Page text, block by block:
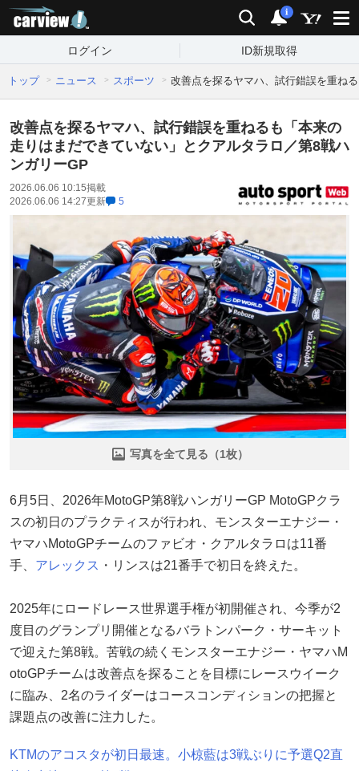
検索 通知
i
ログイン ID新規取得
トップ ニュース スポーツ 改善点を探るヤマハ、試行錯誤を重ね
改善点を探るヤマハ、試行錯誤を重ねるも「本来の
走りはまだできていない」とクアルタラロ／第8戦ハ
ンガリーGP
2026.06.06 10:15掲載
2026.06.06 14:27更新 5
写真を全て見る（1枚）
6月5日、2026年MotoGP第8戦ハンガリーGP MotoGPクラ
スの初日のプラクティスが行われ、モンスターエナジー・
ヤマハMotoGPチームのファビオ・クアルタラロは11番
手、 アレックス ・リンスは21番手で初日を終えた。
2025年にロードレース世界選手権が初開催され、今季が2
度目のグランプリ開催となるバラトンパーク・サーキット
で迎えた第8戦。苦戦の続くモンスターエナジー・ヤマハM
otoGPチームは改善点を探ることを目標にレースウイーク
に臨み、2名のライダーはコースコンディションの把握と
課題点の改善に注力した。
KTMのアコスタが初日最速。小椋藍は3戦ぶりに予選Q2直